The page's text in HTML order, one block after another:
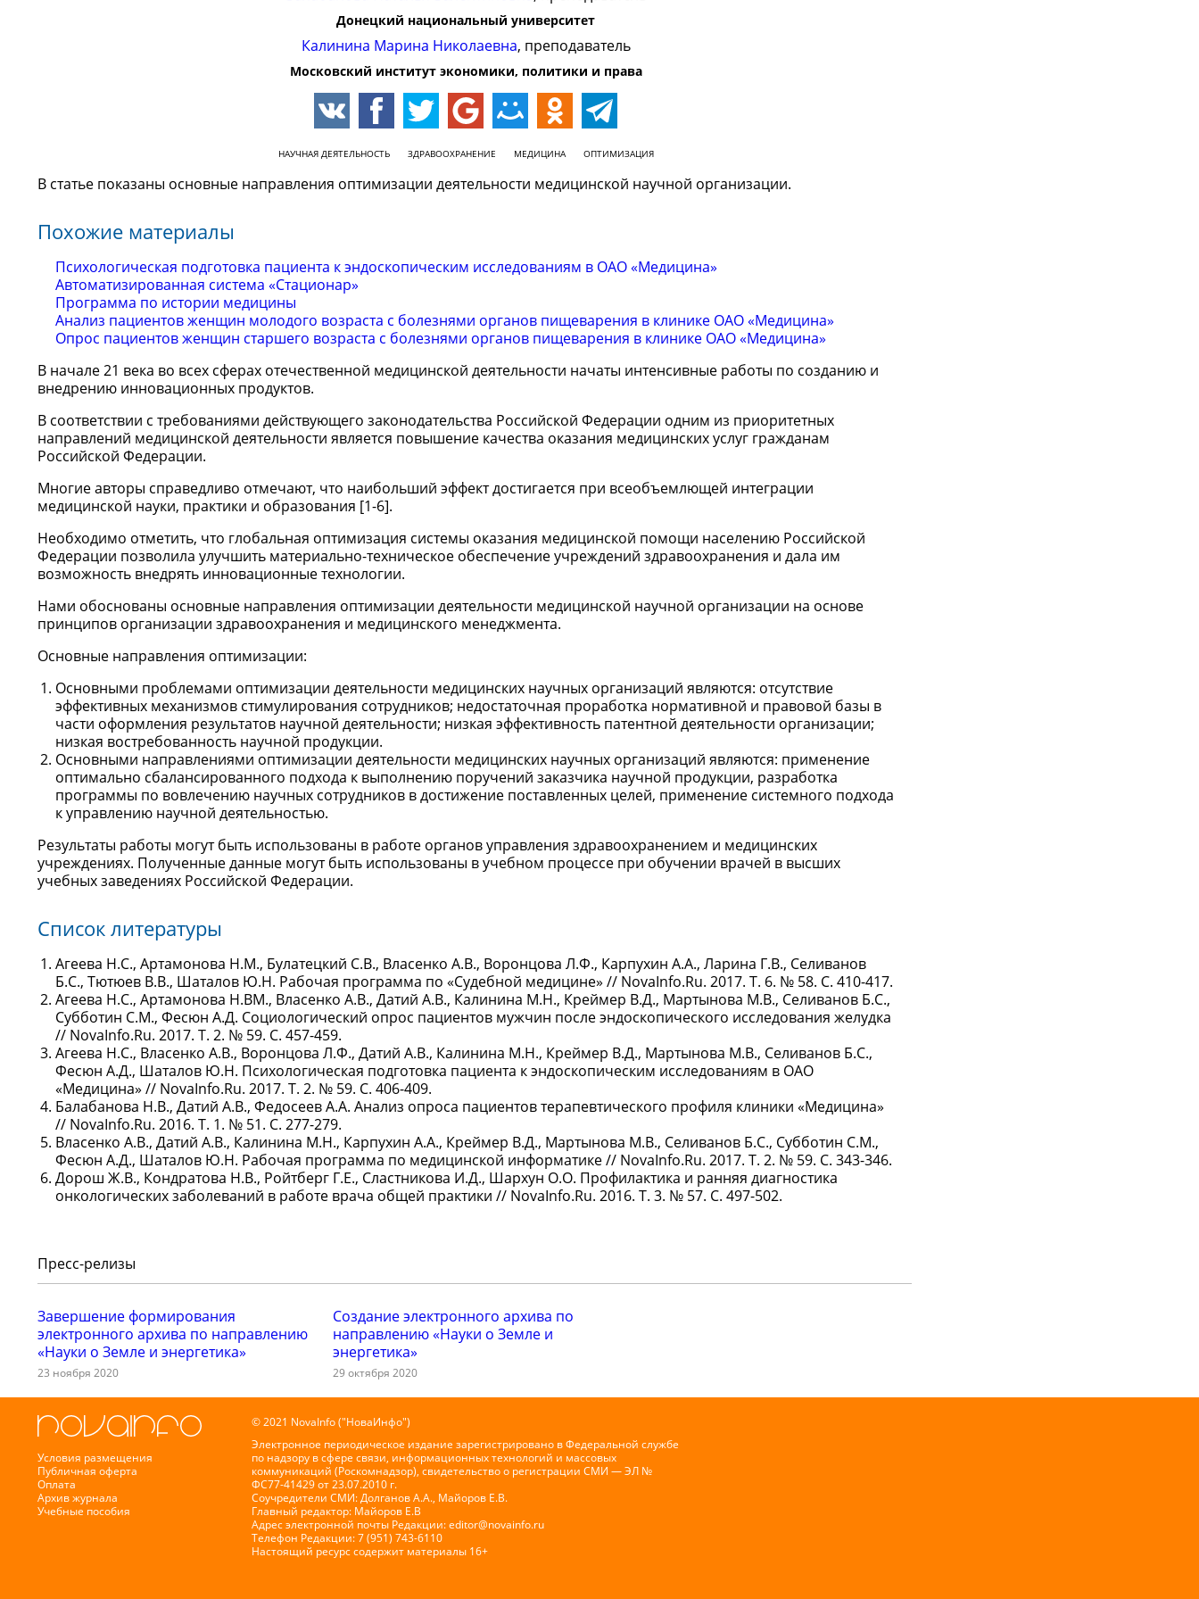
Донецкий национальный университет
Калинина Марина Николаевна, преподаватель
Московский институт экономики, политики и права
НАУЧНАЯ ДЕЯТЕЛЬНОСТЬ ЗДРАВООХРАНЕНИЕ МЕДИЦИНА ОПТИМИЗАЦИЯ
В статье показаны основные направления оптимизации деятельности медицинской научной организации.
Похожие материалы
Психологическая подготовка пациента к эндоскопическим исследованиям в ОАО «Медицина»
Автоматизированная система «Стационар»
Программа по истории медицины
Анализ пациентов женщин молодого возраста с болезнями органов пищеварения в клинике ОАО «Медицина»
Опрос пациентов женщин старшего возраста с болезнями органов пищеварения в клинике ОАО «Медицина»
В начале 21 века во всех сферах отечественной медицинской деятельности начаты интенсивные работы по созданию и
внедрению инновационных продуктов.
В соответствии с требованиями действующего законодательства Российской Федерации одним из приоритетных
направлений медицинской деятельности является повышение качества оказания медицинских услуг гражданам
Российской Федерации.
Многие авторы справедливо отмечают, что наибольший эффект достигается при всеобъемлющей интеграции
медицинской науки, практики и образования [1-6].
Необходимо отметить, что глобальная оптимизация системы оказания медицинской помощи населению Российской
Федерации позволила улучшить материально-техническое обеспечение учреждений здравоохранения и дала им
возможность внедрять инновационные технологии.
Нами обоснованы основные направления оптимизации деятельности медицинской научной организации на основе
принципов организации здравоохранения и медицинского менеджмента.
Основные направления оптимизации:
Основными проблемами оптимизации деятельности медицинских научных организаций являются: отсутствие
эффективных механизмов стимулирования сотрудников; недостаточная проработка нормативной и правовой базы в
части оформления результатов научной деятельности; низкая эффективность патентной деятельности организации;
низкая востребованность научной продукции.
Основными направлениями оптимизации деятельности медицинских научных организаций являются: применение
оптимально сбалансированного подхода к выполнению поручений заказчика научной продукции, разработка
программы по вовлечению научных сотрудников в достижение поставленных целей, применение системного подхода
к управлению научной деятельностью.
Результаты работы могут быть использованы в работе органов управления здравоохранением и медицинских
учреждениях. Полученные данные могут быть использованы в учебном процессе при обучении врачей в высших
учебных заведениях Российской Федерации.
Список литературы
Агеева Н.С., Артамонова Н.М., Булатецкий С.В., Власенко А.В., Воронцова Л.Ф., Карпухин А.А., Ларина Г.В., Селиванов
Б.С., Тютюев В.В., Шаталов Ю.Н. Рабочая программа по «Судебной медицине» // NovaInfo.Ru. 2017. Т. 6. № 58. С. 410-417.
Агеева Н.С., Артамонова Н.ВМ., Власенко А.В., Датий А.В., Калинина М.Н., Креймер В.Д., Мартынова М.В., Селиванов Б.С.,
Субботин С.М., Фесюн А.Д. Социологический опрос пациентов мужчин после эндоскопического исследования желудка
// NovaInfo.Ru. 2017. Т. 2. № 59. С. 457-459.
Агеева Н.С., Власенко А.В., Воронцова Л.Ф., Датий А.В., Калинина М.Н., Креймер В.Д., Мартынова М.В., Селиванов Б.С.,
Фесюн А.Д., Шаталов Ю.Н. Психологическая подготовка пациента к эндоскопическим исследованиям в ОАО
«Медицина» // NovaInfo.Ru. 2017. Т. 2. № 59. С. 406-409.
Балабанова Н.В., Датий А.В., Федосеев А.А. Анализ опроса пациентов терапевтического профиля клиники «Медицина»
// NovaInfo.Ru. 2016. Т. 1. № 51. С. 277-279.
Власенко А.В., Датий А.В., Калинина М.Н., Карпухин А.А., Креймер В.Д., Мартынова М.В., Селиванов Б.С., Субботин С.М.,
Фесюн А.Д., Шаталов Ю.Н. Рабочая программа по медицинской информатике // NovaInfo.Ru. 2017. Т. 2. № 59. С. 343-346.
Дорош Ж.В., Кондратова Н.В., Ройтберг Г.Е., Сластникова И.Д., Шархун О.О. Профилактика и ранняя диагностика
онкологических заболеваний в работе врача общей практики // NovaInfo.Ru. 2016. Т. 3. № 57. С. 497-502.
Пресс-релизы
Завершение формирования
электронного архива по направлению
«Науки о Земле и энергетика»
23 ноября 2020
Создание электронного архива по
направлению «Науки о Земле и
энергетика»
29 октября 2020
Условия размещения
Публичная оферта
Оплата
Архив журнала
Учебные пособия
© 2021 NovaInfo ("НоваИнфо")
Электронное периодическое издание зарегистрировано в Федеральной службе
по надзору в сфере связи, информационных технологий и массовых
коммуникаций (Роскомнадзор), свидетельство о регистрации СМИ — ЭЛ №
ФС77-41429 от 23.07.2010 г.
Соучредители СМИ: Долганов А.А., Майоров Е.В.
Главный редактор: Майоров Е.В
Адрес электронной почты Редакции:editor@novainfo.ru
Телефон Редакции: 7 (951) 743-6110
Настоящий ресурс содержит материалы 16+